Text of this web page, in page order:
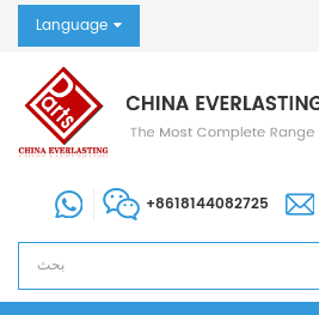
Language
+8618144082725